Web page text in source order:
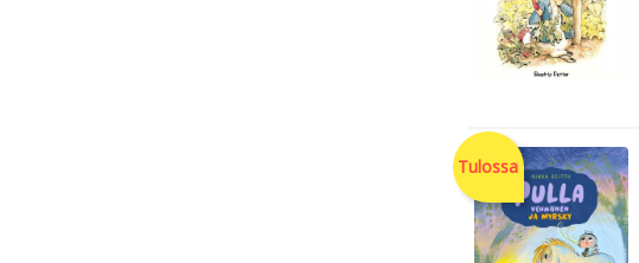
Tulossa